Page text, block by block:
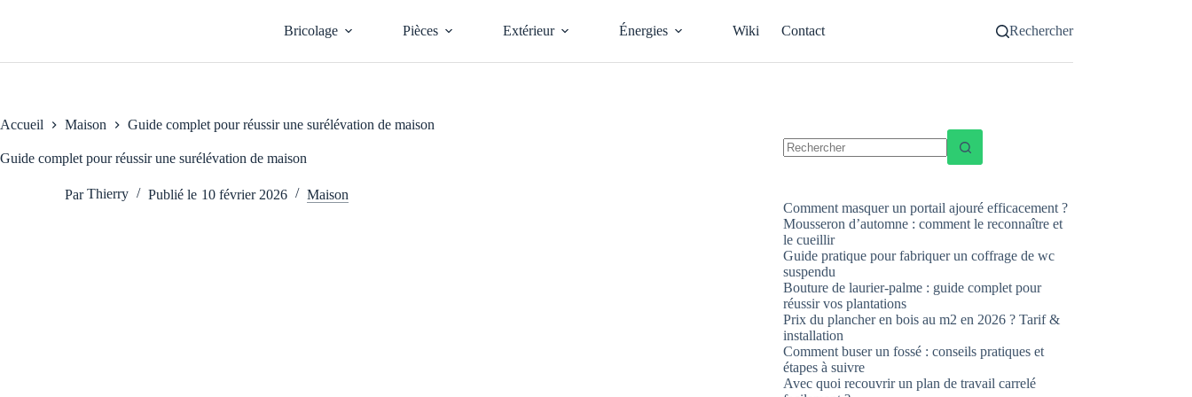
Bricolage Pièces Extérieur Énergies Wiki Contact Rechercher
Accueil Maison Guide complet pour réussir une surélévation de maison
Guide complet pour réussir une surélévation de maison
Par Thierry Publié le 10 février 2026 Maison
Comment masquer un portail ajouré efficacement ?
Mousseron d’automne : comment le reconnaître et
le cueillir
Guide pratique pour fabriquer un coffrage de wc
suspendu
Bouture de laurier-palme : guide complet pour
réussir vos plantations
Prix du plancher en bois au m2 en 2026 ? Tarif &
installation
Comment buser un fossé : conseils pratiques et
étapes à suivre
Avec quoi recouvrir un plan de travail carrelé